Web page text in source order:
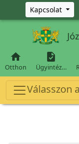
Ugrás a fő tartalomra
Kapcsolat

Otthon

Ügyintéz…
Válasszon